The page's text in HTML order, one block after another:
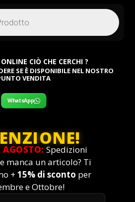
CIÒ CHE CERCHI ?
SE È DISPONIBILE NEL NOSTRO
VENDITA
WhatsApp
AGOSTO: Spedizioni
manca un articolo? Ti
+ 15% di sconto per
e Ottobre!